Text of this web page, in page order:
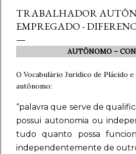
TRABALHADOR
EMPREGADO -
AUTÔNOMO –
O Vocabulário Jurídico de Plácido e
autônomo:
“palavra que serve de
possui autonomia ou
tudo quanto possa
independentemente de